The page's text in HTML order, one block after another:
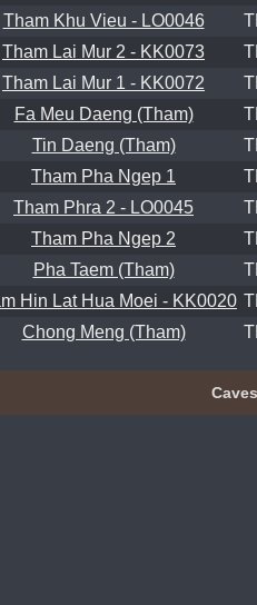
Tham Khu Vieu - LO0046
Tham Lai Mur 2 - KK0073
Tham Lai Mur 1 - KK0072
Fa Meu Daeng (Tham)
Tin Daeng (Tham)
Tham Pha Ngep 1
Tham Phra 2 - LO0045
Tham Pha Ngep 2
Pha Taem (Tham)
Hin Lat Hua Moei - KK0020
Chong Meng (Tham)
Caves